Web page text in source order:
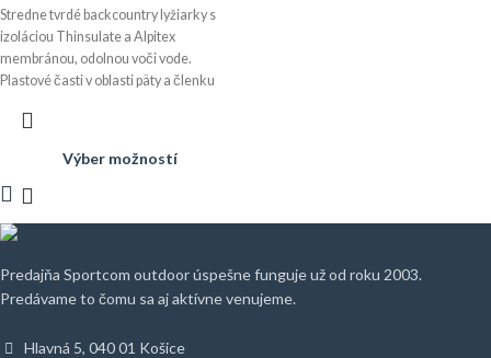
Stredne tvrdé backcountry lyžiarky s
izoláciou Thinsulate a Alpitex
membránou, odolnou voči vode.
Plastové časti v oblasti päty a členku
umožňujú používať aj korčuliarsku
firmou ALPINA pre českú značku
SPORTEN.
Výber možností
Predajňa Sportcom outdoor úspešne funguje už od roku 2003.
Predávame to čomu sa aj aktívne venujeme.
Hlavná 5, 040 01 Košice